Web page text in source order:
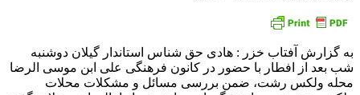
به گزارش آفتاب خزر : هادی حق شناس استاندار گیلان دوشنبه
شب بعد از افطار با حضور در کانون فرهنگی علی ابن موسی الرضا
محله ولکس رشت، ضمن بررسی مسائل و مشکلات محلات